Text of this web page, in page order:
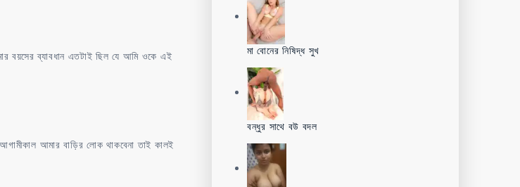
বয়সের ব্যাবধান এতটাই ছিল যে আমি ওকে এই
আগামীকাল আমার বাড়ির লোক থাকবেনা তাই কালই
মা বোনের নিষিদ্ধ সুখ
বন্ধুর সাথে বউ বদল